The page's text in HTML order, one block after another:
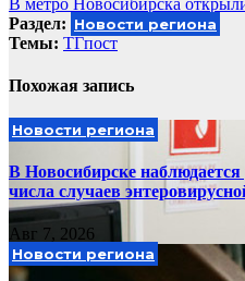
по
записям
В метро Новосибирска
Раздел: Новости региона
Темы: ТГпост
Похожая запись
Новости региона
В Новосибирске наблюдается
числа случаев
Авг 7, 2026
Новости региона